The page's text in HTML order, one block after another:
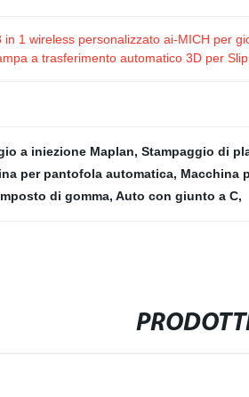
in 1 wireless personalizzato ai-MICH per
a trasferimento automatico 3D per
a iniezione Maplan, Stampaggio di
per pantofola automatica, Macchina
di gomma, Auto con giunto a C,